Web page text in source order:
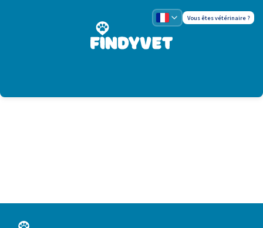
Vous êtes vétérinaire ?